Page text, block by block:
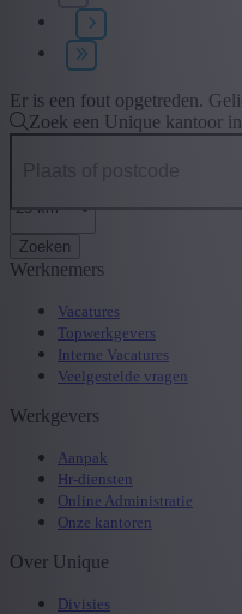
+ Toon meer
Type contract
+ Toon meer - Toon minder
Er is een fout opgetreden.
Zoek een Unique kantoor
Zoeken
Werknemers
Vacatures
Topwerkgevers
Interne Vacatures
Veelgestelde vragen
Werkgevers
Aanpak
Hr-diensten
Online Administratie
Onze kantoren
Over Unique
Divisies